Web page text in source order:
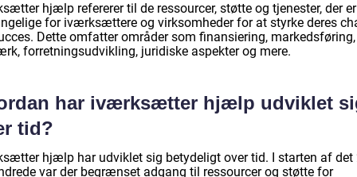
hjælp refererer til de ressourcer, støtte og tjenester, der er
for iværksættere og virksomheder for at styrke deres
Dette omfatter områder som finansiering, markedsføring,
forretningsudvikling, juridiske aspekter og mere.
har iværksætter hjælp udviklet
tid?
hjælp har udviklet sig betydeligt over tid. I starten af det
var der begrænset adgang til ressourcer og støtte for